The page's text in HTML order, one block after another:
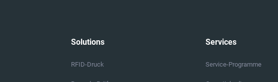
Solutions
RFID-Druck
Services
Service-Programme